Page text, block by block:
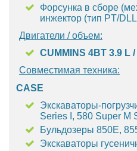
Форсунка в сборе
инжектор (тип PT/
Двигатели / объем:
CUMMINS 4BT 3.9 L
Совместимая техника:
CASE
Экскаваторы-
Series I, 580 Super M
Бульдозеры 850E,
Экскаваторы